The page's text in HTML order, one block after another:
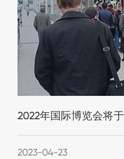
2022年国际博览会将
2023-04-23